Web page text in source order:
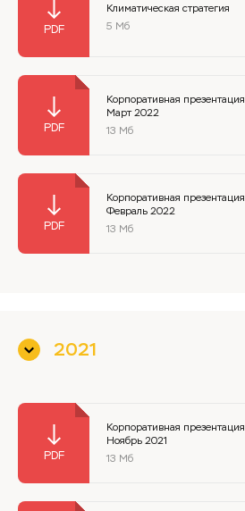
Климатическая стратегия
5 Мб
Корпоративная презентация.
Март 2022
13 Мб
Корпоративная презентация.
Февраль 2022
13 Мб
2021
Корпоративная презентация.
Ноябрь 2021
13 Мб